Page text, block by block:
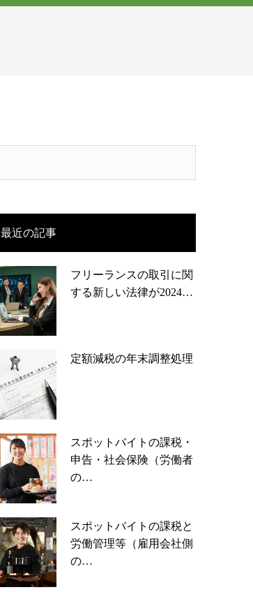
最近の記事
フリーランスの取引に関
する新しい法律が2024…
定額減税の年末調整処理
スポットバイトの課税・
申告・社会保険（労働者
の…
スポットバイトの課税と
労働管理等（雇用会社側
の…